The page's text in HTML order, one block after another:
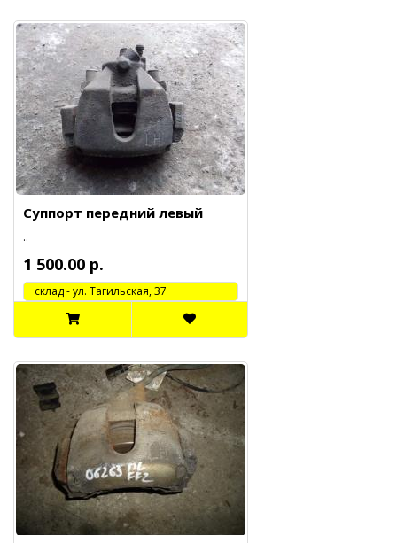
Суппорт передний левый
..
1 500.00 р.
cклад - ул. Тагильская, 37